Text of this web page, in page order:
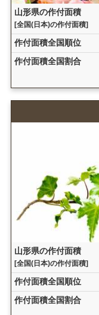
山形県の作付面積
[全国(日本)の作付面積]
作付面積全国順位
作付面積全国割合
山形県の作付面積
[全国(日本)の作付面積]
作付面積全国順位
作付面積全国割合